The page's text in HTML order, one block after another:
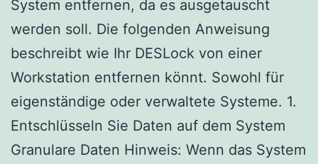
System entfernen, da es ausgetauscht
werden soll. Die folgenden Anweisung
beschreibt wie Ihr DESLock von einer
Workstation entfernen könnt. Sowohl für
eigenständige oder verwaltete Systeme. 1.
Entschlüsseln Sie Daten auf dem System
Granulare Daten Hinweis: Wenn das System